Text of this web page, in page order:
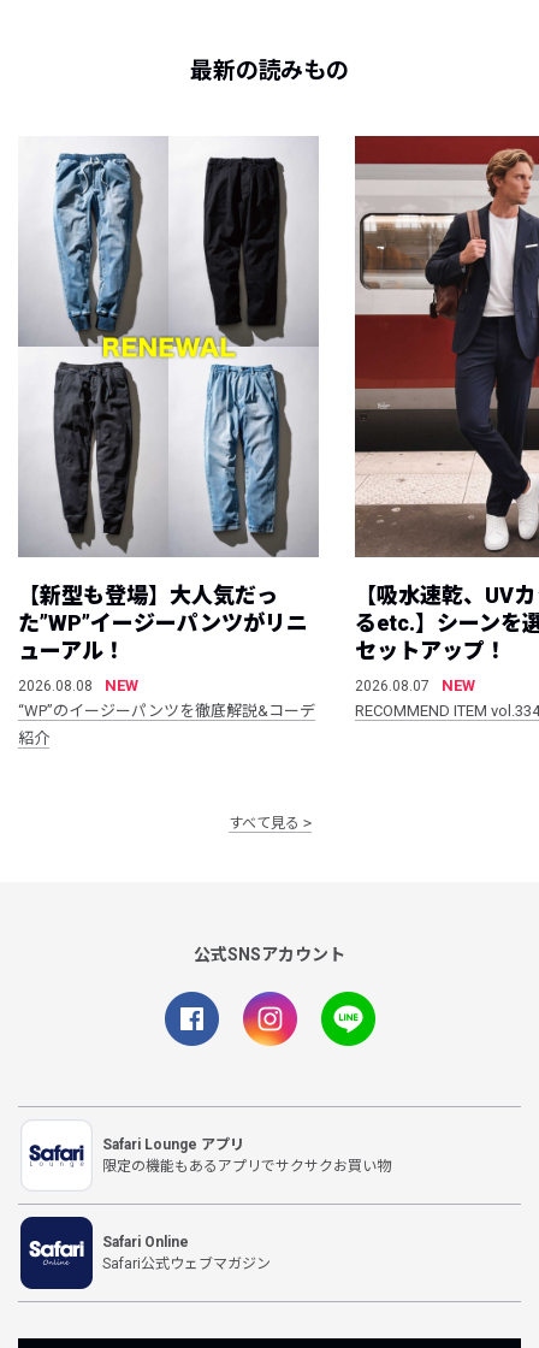
最新の読みもの
【新型も登場】大人気だっ
た”WP”イージーパンツがリニ
ューアル！
2026.08.08
NEW
“WP”のイージーパンツを徹底解説&コーデ
紹介
【吸水速乾、UV
るetc.】シーンを
セットアップ！
2026.08.07
NEW
RECOMMEND ITEM vol.334
すべて見る
公式SNSアカウント
Safari Lounge アプリ
限定の機能もあるアプリでサクサクお買い物
Safari Online
Safari公式ウェブマガジン